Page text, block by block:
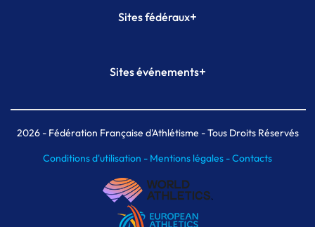
Sites fédéraux+
Plateforme Formation
Sites événements+
Meeting de Paris indoor
MAIF Ekiden de Paris
2026- Fédération Française d'Athlétisme - Tous Droits Réservés
Conditions d'utilisation - Mentions légales -Contacts